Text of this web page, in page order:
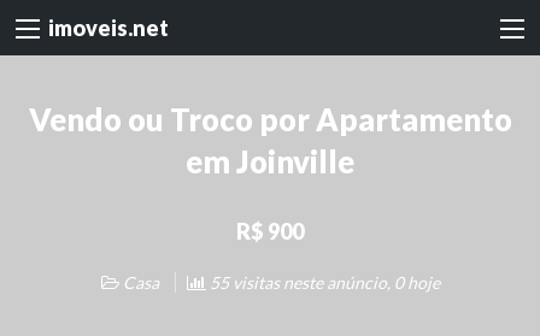
imoveis.net
Vendo ou Troco por Apartamento
em Joinville
R$ 900
Casa 55 visitas neste anúncio, 0 hoje